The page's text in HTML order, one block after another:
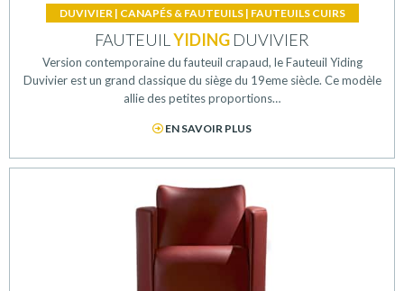
DUVIVIER | CANAPÉS & FAUTEUILS| FAUTEUILS CUIRS
FAUTEUIL YIDING DUVIVIER
Version contemporaine du fauteuil crapaud, le Fauteuil Yiding
Duvivier est un grand classique du siège du 19eme siècle. Ce modèle
allie des petites proportions…
EN SAVOIR PLUS